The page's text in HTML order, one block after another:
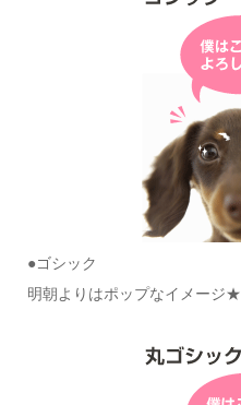
●ゴシック
明朝よりはポップなイメージ★